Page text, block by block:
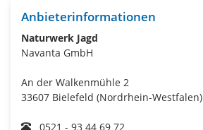
Anbieterinformationen
Naturwerk Jagd
Navanta GmbH
An der Walkenmühle 2
33607 Bielefeld (Nordrhein-Westfalen)
0521 - 93 44 69 72